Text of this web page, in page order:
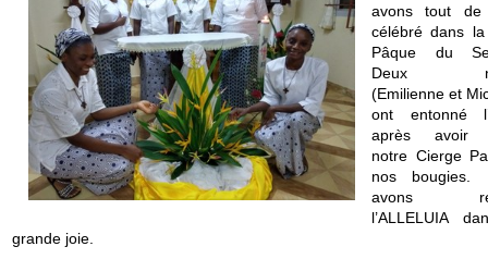
avons tout de
célébré dans
Pâque du
Deux
(Emilienne et
ont entonné
après avoir
notre Cierge
nos
avons
l’ALLELUIA
grande joie.